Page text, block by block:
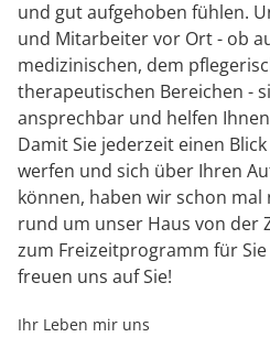
und gut aufgehoben fühlen.
und Mitarbeiter vor Ort - ob
medizinischen, dem
therapeutischen Bereichen -
ansprechbar und helfen
Damit Sie jederzeit einen
werfen und sich über Ihren
können, haben wir schon
rund um unser Haus von der
zum Freizeitprogramm für
freuen uns auf Sie!
Ihr Leben mir uns